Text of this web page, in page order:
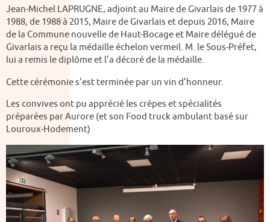
Jean-Michel LAPRUGNE, adjoint au Maire de Givarlais de 1977 à
1988, de 1988 à 2015, Maire de Givarlais et depuis 2016, Maire
de la Commune nouvelle de Haut-Bocage et Maire délégué de
Givarlais a reçu la médaille échelon vermeil. M. le Sous-Préfet,
lui a remis le diplôme et l’a décoré de la médaille.
Cette cérémonie s’est terminée par un vin d’honneur.
Les convives ont pu apprécié les crêpes et spécialités
préparées par Aurore (et son Food truck ambulant basé sur
Louroux-Hodement)